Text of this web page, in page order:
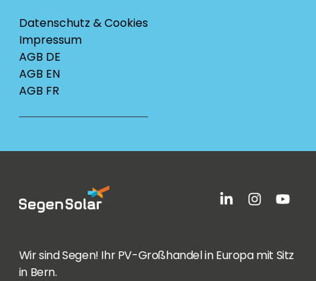
Datenschutz & Cookies
Impressum
AGB DE
AGB EN
AGB FR
Wir sind Segen! Ihr PV-Großhandel in Europa mit Sitz
in Bern.